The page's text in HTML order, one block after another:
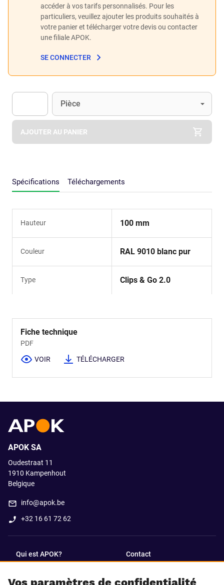
accéder à vos tarifs personnalisés. Pour les
particuliers, veuillez ajouter les produits souhaités à
votre panier et télécharger votre devis ou contacter
une filiale APOK.
SE CONNECTER
Apok.Product.Detail.AddToCart.Quantity (Optionnel)
Unité
Pièce
AJOUTER AU PANIER
Spécifications Téléchargements
Hauteur 100 mm
Couleur RAL 9010 blanc pur
Type Clips & Go 2.0
Fiche technique
PDF
VOIR TÉLÉCHARGER
Vos paramètres de confidentialité
APOK SA
Oudestraat 11
1910 Kampenhout
Belgique
info@apok.be
+32 16 61 72 62
Qui est APOK? Contact